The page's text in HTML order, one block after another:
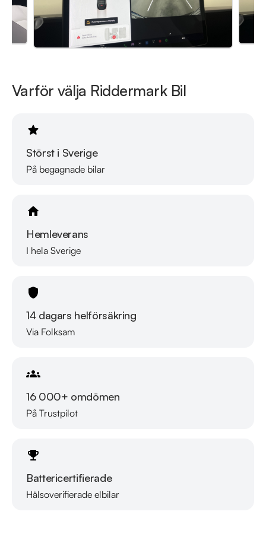
Varför välja Riddermark Bil
Störst i Sverige
På begagnade bilar
Hemleverans
I hela Sverige
14 dagars helförsäkring
Via Folksam
16 000+ omdömen
På Trustpilot
Battericertifierade
Hälsoverifierade elbilar
Läs mer om oss
Välkomna!